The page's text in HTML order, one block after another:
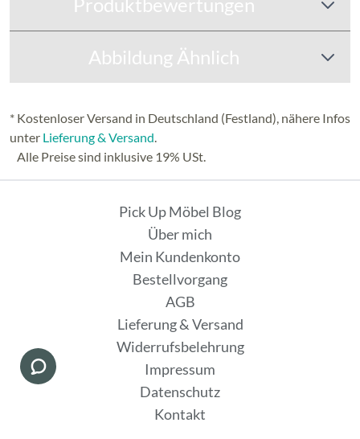
Abbildung Ähnlich
* Kostenloser Versand in Deutschland (Festland), nähere Infos
unter Lieferung & Versand.
Alle Preise sind inklusive 19% USt.
Pick Up Möbel Blog
Über mich
Mein Kundenkonto
Bestellvorgang
AGB
Lieferung & Versand
Widerrufsbelehrung
Impressum
Datenschutz
Kontakt